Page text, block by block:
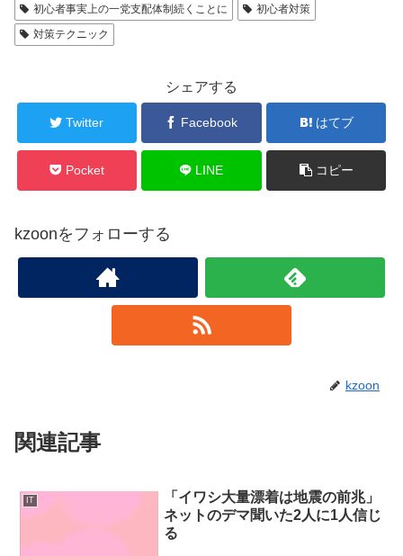
初心者事実上の一党支配体制続くことに
初心者対策
対策テクニック
シェアする
Twitter Facebook はてブ
Pocket LINE コピー
kzoonをフォローする
kzoon
関連記事
IT
「イワシ大量漂着は地震の前兆」
ネットのデマ聞いた2人に1人信じ
る